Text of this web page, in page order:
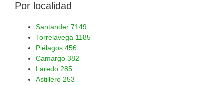
Por localidad
Santander 7149
Torrelavega 1185
Piélagos 456
Camargo 382
Laredo 285
Astillero 253